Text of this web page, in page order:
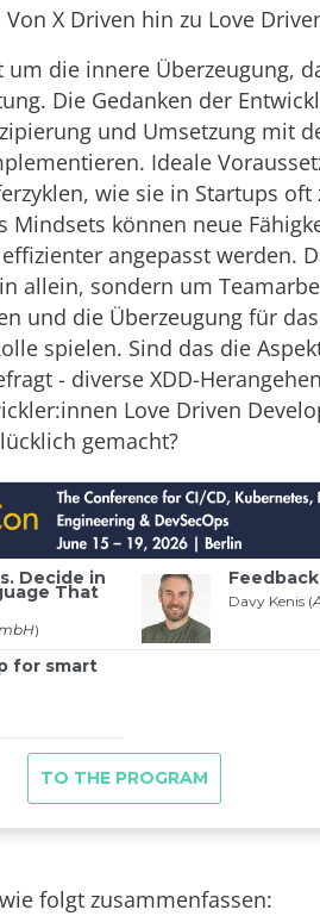
X Driven hin zu Love
um die innere Überzeugung,
Die Gedanken der
und Umsetzung mit
Ideale
wie sie in Startups
Mindsets können neue
angepasst werden.
allein, sondern um
und die Überzeugung für
spielen. Sind das die
- diverse XDD-
Love Driven
gemacht?
folgt zusammenfassen: